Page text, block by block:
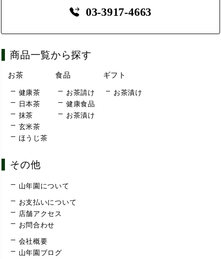
03-3917-4663
商品一覧から探す
お茶
健康茶
日本茶
抹茶
玄米茶
ほうじ茶
食品
お茶請け
健康食品
お茶漬け
ギフト
お茶漬け
その他
山年園について
お支払いについて
店舗アクセス
お問合わせ
会社概要
山年園ブログ